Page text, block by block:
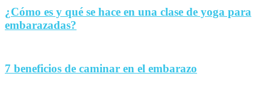
¿Cómo es y qué se hace en una clase de yoga para
embarazadas?
7 beneficios de caminar en el embarazo